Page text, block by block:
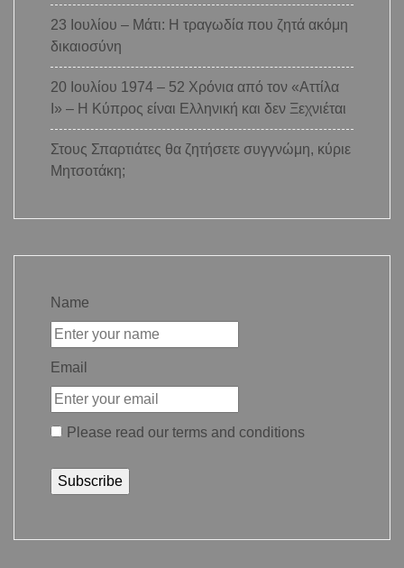
23 Ιουλίου – Μάτι: Η τραγωδία που ζητά ακόμη
δικαιοσύνη
20 Ιουλίου 1974 – 52 Χρόνια από τον «Αττίλα
Ι» – Η Κύπρος είναι Ελληνική και δεν Ξεχνιέται
Στους Σπαρτιάτες θα ζητήσετε συγγνώμη, κύριε
Μητσοτάκη;
Name
Email
Please read our terms and conditions